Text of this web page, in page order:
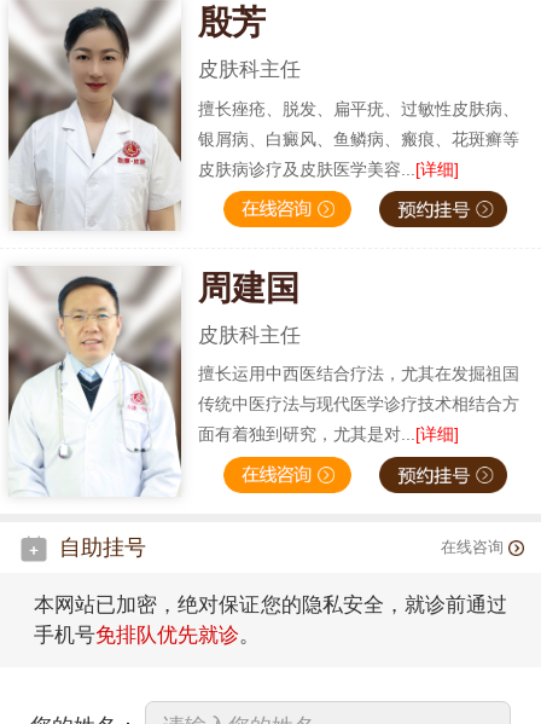
殷芳
皮肤科主任
擅长痤疮、脱发、扁平疣、过敏性皮肤病、
银屑病、白癜风、鱼鳞病、瘢痕、花斑癣等
皮肤病诊疗及皮肤医学美容... [详细]
周建国
皮肤科主任
擅长运用中西医结合疗法，尤其在发掘祖国
传统中医疗法与现代医学诊疗技术相结合方
面有着独到研究，尤其是对...[详细]
自助挂号 在线咨询
本网站已加密，绝对保证您的隐私安全，就诊前通过
手机号免排队优先就诊。